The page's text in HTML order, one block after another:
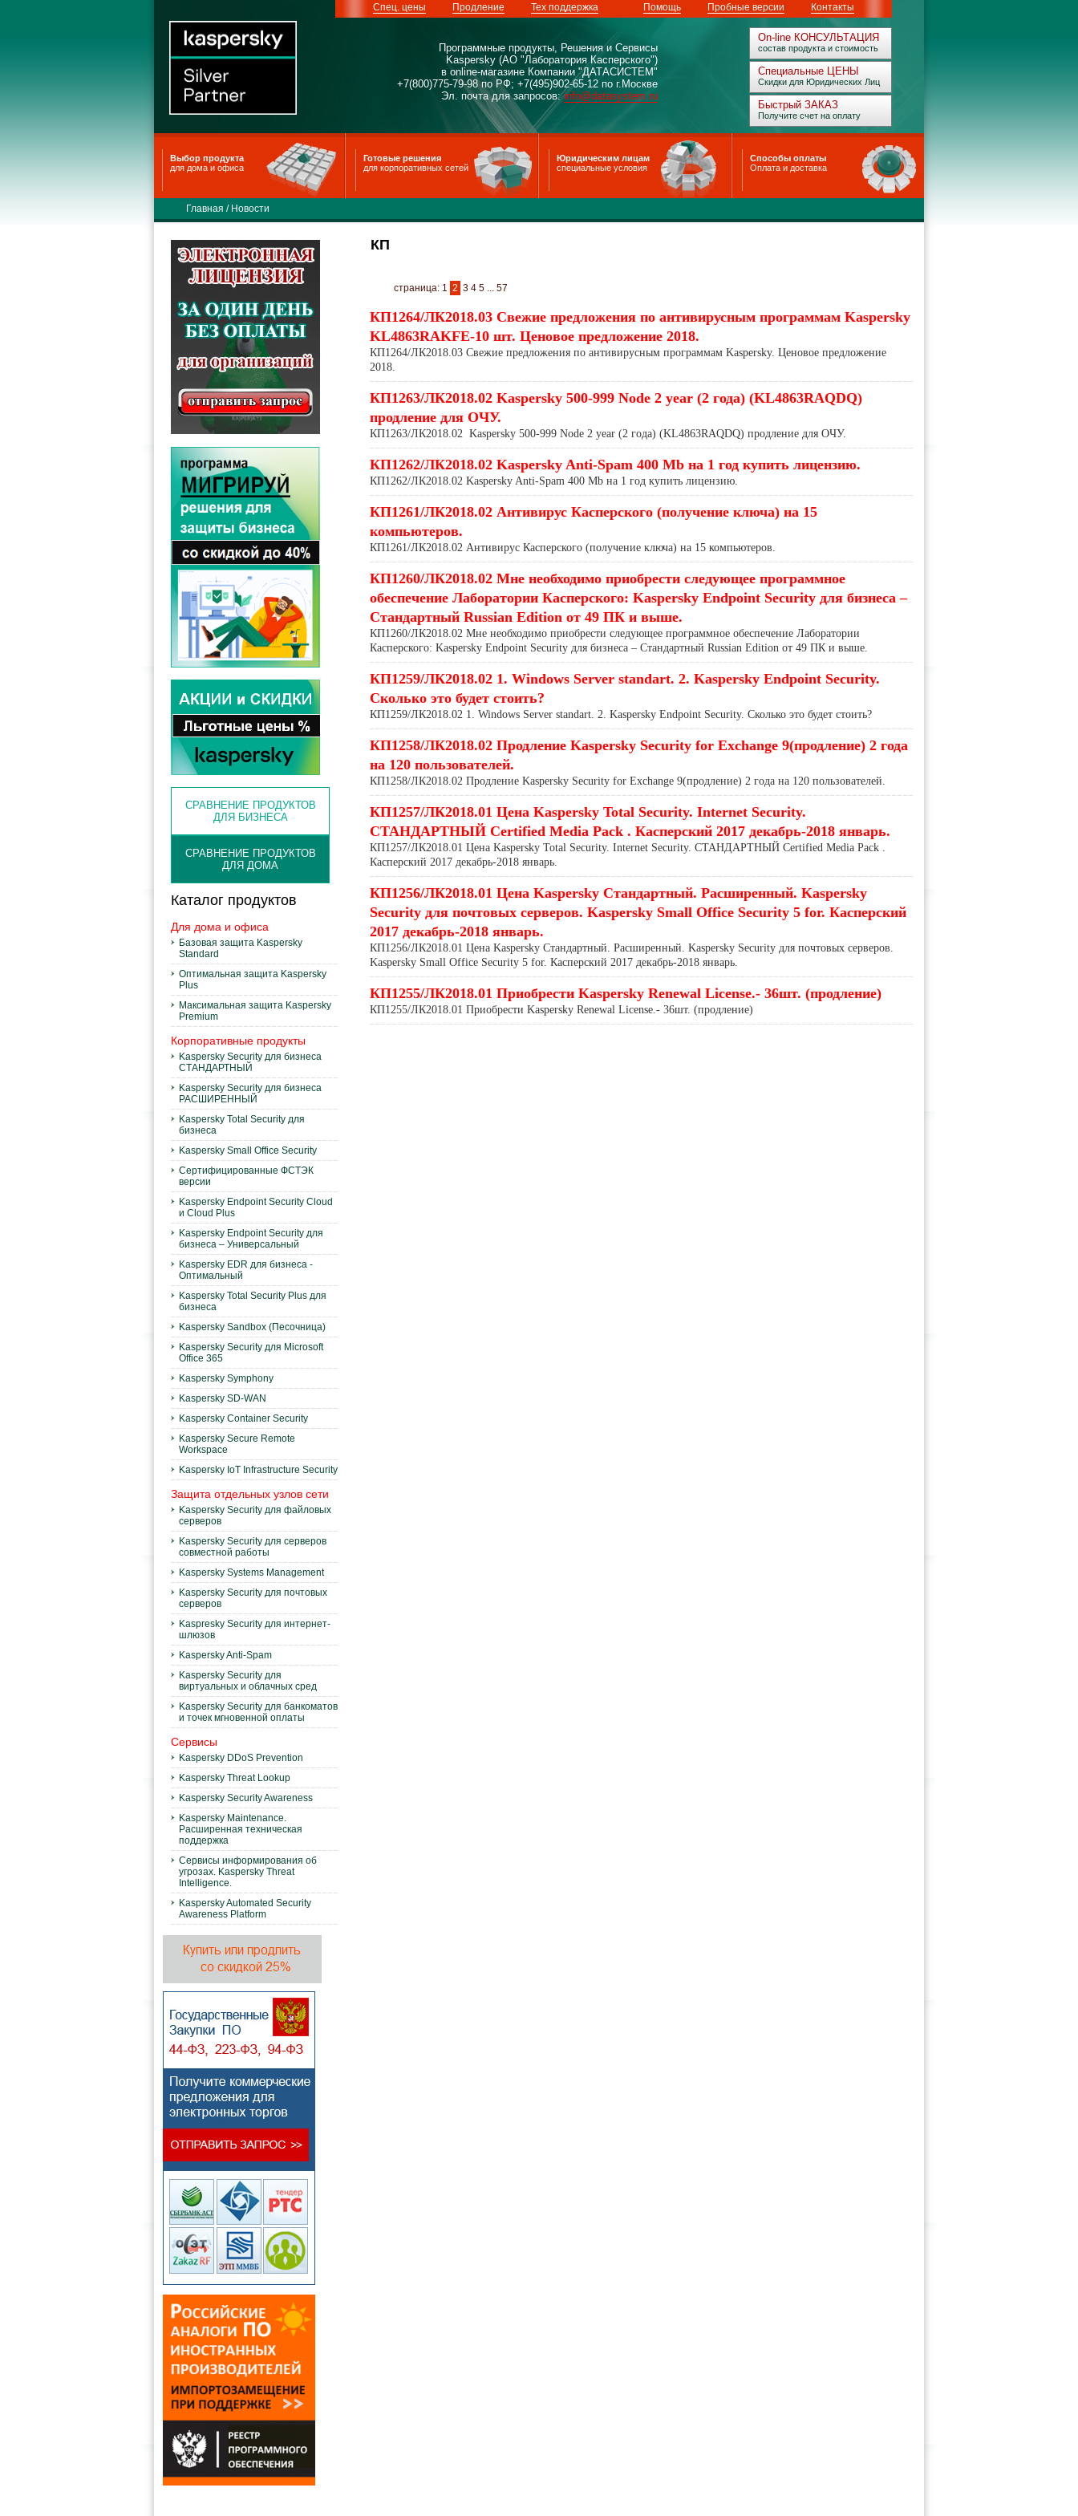
Спец. цены Продление Тех поддержка Помощь Пробные версии Контакты
Программные продукты, Решения и Сервисы
Kaspersky (АО "Лаборатория Касперского")
в online-магазине Компании "ДАТАСИСТЕМ"
+7(800)775-79-98 по РФ; +7(495)902-65-12 по г.Москве
Эл. почта для запросов:info@datasystem.ru
On-line КОНСУЛЬТАЦИЯ
состав продукта и стоимость
Специальные ЦЕНЫ
Скидки для Юридических Лиц
Быстрый ЗАКАЗ
Получите счет на оплату
Выбор продукта
для дома и офиса
Готовые решения
для корпоративных сетей
Юридическим лицам
специальные условия
Способы оплаты
Оплата и доставка
Главная / Новости
СРАВНЕНИЕ ПРОДУКТОВ
ДЛЯ БИЗНЕСА
СРАВНЕНИЕ ПРОДУКТОВ
ДЛЯ ДОМА
Каталог продуктов
Для дома и офиса
Базовая защита Kaspersky
Standard
Оптимальная защита Kaspersky
Plus
Максимальная защита Kaspersky
Premium
Корпоративные продукты
Kaspersky Security для бизнеса
СТАНДАРТНЫЙ
Kaspersky Security для бизнеса
РАСШИРЕННЫЙ
Kaspersky Total Security для
бизнеса
Kaspersky Small Office Security
Сертифицированные ФСТЭК
версии
Kaspersky Endpoint Security Cloud
и Cloud Plus
Kaspersky Endpoint Security для
бизнеса – Универсальный
Kaspersky EDR для бизнеса -
Оптимальный
Kaspersky Total Security Plus для
бизнеса
Kaspersky Sandbox (Песочница)
Kaspersky Security для Microsoft
Office 365
Kaspersky Symphony
Kaspersky SD-WAN
Kaspersky Container Security
Kaspersky Secure Remote
Workspace
Kaspersky IoT Infrastructure Security
Защита отдельных узлов сети
Kaspersky Security для файловых
серверов
Kaspersky Security для серверов
совместной работы
Kaspersky Systems Management
Kaspersky Security для почтовых
серверов
Kaspresky Security для интернет-
шлюзов
Kaspersky Anti-Spam
Kaspersky Security для
виртуальных и облачных сред
Kaspersky Security для банкоматов
и точек мгновенной оплаты
Сервисы
Kaspersky DDoS Prevention
Kaspersky Threat Lookup
Kaspersky Security Awareness
Kaspersky Maintenance.
Расширенная техническая
поддержка
Сервисы информирования об
угрозах. Kaspersky Threat
Intelligence.
Kaspersky Automated Security
Awareness Platform
КП
страница: 1 2 3 4 5 ... 57
КП1264/ЛК2018.03 Свежие предложения по антивирусным программам Kaspersky
KL4863RAKFE-10 шт. Ценовое предложение 2018.
КП1264/ЛК2018.03 Свежие предложения по антивирусным программам Kaspersky. Ценовое предложение
2018.
КП1263/ЛК2018.02 Kaspersky 500-999 Node 2 year (2 года) (KL4863RAQDQ)
продление для ОЧУ.
КП1263/ЛК2018.02 Kaspersky 500-999 Node 2 year (2 года) (KL4863RAQDQ) продление для ОЧУ.
КП1262/ЛК2018.02 Kaspersky Anti-Spam 400 Mb на 1 год купить лицензию.
КП1262/ЛК2018.02 Kaspersky Anti-Spam 400 Mb на 1 год купить лицензию.
КП1261/ЛК2018.02 Антивирус Касперского (получение ключа) на 15
компьютеров.
КП1261/ЛК2018.02 Антивирус Касперского (получение ключа) на 15 компьютеров.
КП1260/ЛК2018.02 Мне необходимо приобрести следующее программное
обеспечение Лаборатории Касперского: Kaspersky Endpoint Security для бизнеса –
Стандартный Russian Edition от 49 ПК и выше.
КП1260/ЛК2018.02 Мне необходимо приобрести следующее программное обеспечение Лаборатории
Касперского: Kaspersky Endpoint Security для бизнеса – Стандартный Russian Edition от 49 ПК и выше.
КП1259/ЛК2018.02 1. Windows Server standart. 2. Kaspersky Endpoint Security.
Сколько это будет стоить?
КП1259/ЛК2018.02 1. Windows Server standart. 2. Kaspersky Endpoint Security. Сколько это будет стоить?
КП1258/ЛК2018.02 Продление Kaspersky Security for Exchange 9(продление) 2 года
на 120 пользователей.
КП1258/ЛК2018.02 Продление Kaspersky Security for Exchange 9(продление) 2 года на 120 пользователей.
КП1257/ЛК2018.01 Цена Kaspersky Total Security. Internet Security.
СТАНДАРТНЫЙ Certified Media Pack . Касперский 2017 декабрь-2018 январь.
КП1257/ЛК2018.01 Цена Kaspersky Total Security. Internet Security. СТАНДАРТНЫЙ Certified Media Pack .
Касперский 2017 декабрь-2018 январь.
КП1256/ЛК2018.01 Цена Kaspersky Стандартный. Расширенный. Kaspersky
Security для почтовых серверов. Kaspersky Small Office Security 5 for. Касперский
2017 декабрь-2018 январь.
КП1256/ЛК2018.01 Цена Kaspersky Стандартный. Расширенный. Kaspersky Security для почтовых серверов.
Kaspersky Small Office Security 5 for. Касперский 2017 декабрь-2018 январь.
КП1255/ЛК2018.01 Приобрести Kaspersky Renewal License.- 36шт. (продление)
КП1255/ЛК2018.01 Приобрести Kaspersky Renewal License.- 36шт. (продление)